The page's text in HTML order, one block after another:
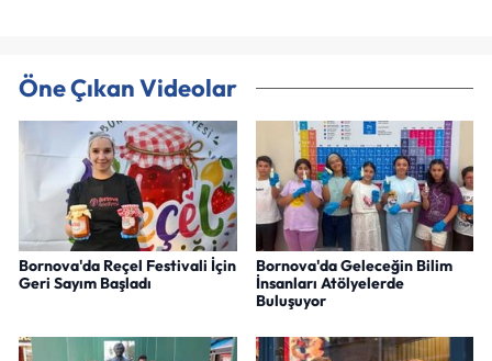
Öne Çıkan Videolar
Bornova'da Reçel Festivali İçin
Geri Sayım Başladı
Bornova'da Geleceğin Bilim
İnsanları Atölyelerde
Buluşuyor